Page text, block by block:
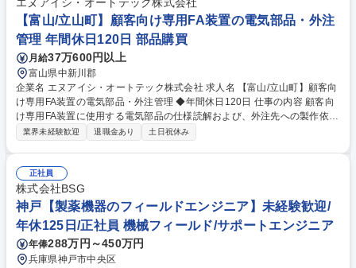
ションの管理 ■薬事行政及び委受託に関する業務など ■薬事行政及び委受
託に関する業務 ■その他GMPに係る品質管理業務 募集職種 【富山/医薬品
の品質管理】日本トップ3のCDMO/残業月平均20時間/土日休み
【富山/立山町】顧客向け専用FA装置の電気部品・外注
管理 年間休日120日 部品購買
月給37万600円以上
富山県中新川郡
企業名 エヌアイシ・オートテック株式会社 求人名 【富山/立山町】顧客向
け専用FA装置の電気部品・外注管理 ◆年間休日120日 仕事の内容 顧客向
け専用FA装置に使用する電気部品の仕様読解および、外注先への製作依
頼・管理・検査業務を担当します。具体的には、支給された電気部品リス
品質チェック、完成品受入検査を実施し、装置品質の確保に貢献します。
OEM案件として装置仕様が個別最適化されているため、単純な部品管理で
はなく、図面及び仕様理解に基づいた技術的判断力が求められます。社内
の電気設計部門および製造部門と連携しながら、外注先との調整・問題解
決を行うため、コミュニケーション能力及び実務経験が重要です。 募集職
種 【富山/立山町】顧客向け専用FA装置の電気部品・外注管理 ◆年間休日
120日
業界未経験歓迎 退職金あり 土日祝休み
正社員
株式会社BSG
神戸【製薬機器のフィールドエンジニア】未経験歓迎/
年休125日/正社員 機械フィールド/サポートエンジニア
年俸288万円～450万円
兵庫県神戸市中央区